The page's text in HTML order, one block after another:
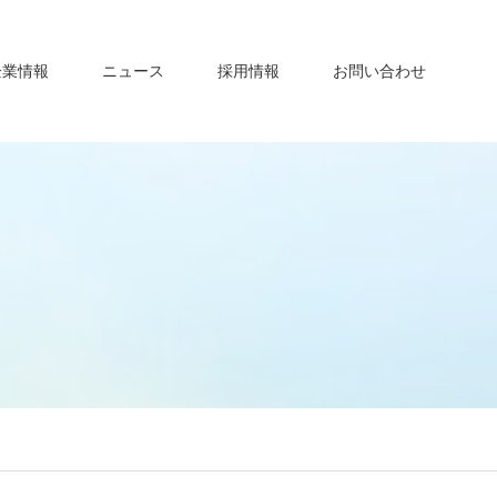
情報 ニュース 採用情報 お問い合わせ